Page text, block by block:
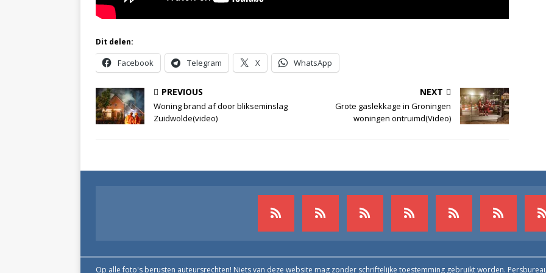
Dit delen:
Facebook Telegram X WhatsApp
PREVIOUS
Woning brand af door blikseminslag
Zuidwolde(video)
NEXT
Grote gaslekkage in Groningen
woningen ontruimd(Video)
Op alle foto's berusten auteursrechten! Niets van deze website mag zonder schriftelijke toestemming gebruikt worden.